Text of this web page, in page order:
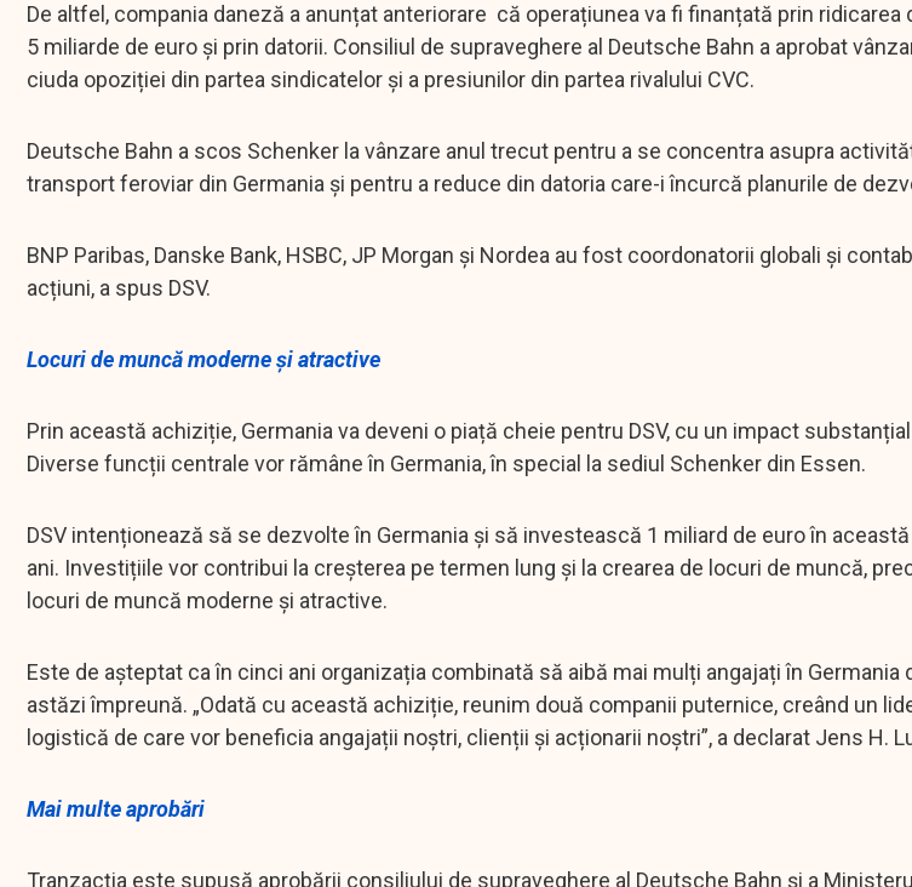
De altfel, compania daneză a anunțat anteriorare că operațiunea va fi finanțată prin ridicarea
5 miliarde de euro și prin datorii. Consiliul de supraveghere al Deutsche Bahn a aprobat
ciuda opoziției din partea sindicatelor și a presiunilor din partea rivalului CVC.
Deutsche Bahn a scos Schenker la vânzare anul trecut pentru a se concentra asupra
transport feroviar din Germania și pentru a reduce din datoria care-i încurcă planurile de
BNP Paribas, Danske Bank, HSBC, JP Morgan și Nordea au fost coordonatorii globali și
acțiuni, a spus DSV.
Locuri de muncă moderne și atractive
Prin această achiziție, Germania va deveni o piață cheie pentru DSV, cu un impact
Diverse funcții centrale vor rămâne în Germania, în special la sediul Schenker din Essen.
DSV intenționează să se dezvolte în Germania și să investească 1 miliard de euro în
ani. Investițiile vor contribui la creșterea pe termen lung și la crearea de locuri de muncă,
locuri de muncă moderne și atractive.
Este de așteptat ca în cinci ani organizația combinată să aibă mai mulți angajați în Germania
astăzi împreună. „Odată cu această achiziție, reunim două companii puternice, creând un
logistică de care vor beneficia angajații noștri, clienții și acționarii noștri”, a declarat Jens H.
Mai multe aprobări
Tranzacția este supusă aprobării consiliului de supraveghere al Deutsche Bahn și a